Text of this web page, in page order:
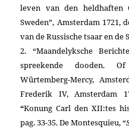
leven van den heldhaften
Sweden”, Amsterdam 1721,
van de Russische tsaar en de
2. “Maandelyksche
spreekende dooden.
Würtemberg-Mercy,
Frederik IV,Amsterdam
“Konung Carl den XII:tes
pag. 33-35. De Montesquieu, “